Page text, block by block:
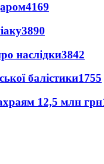
4169
3890
наслідки3842
балістики1755
12,5 млн грн